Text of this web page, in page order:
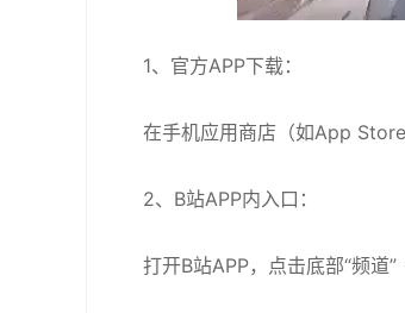
1、官方APP下载‌：
在手机应用商店（如App
2、B站APP内入口‌：
打开B站APP，点击底部“频道